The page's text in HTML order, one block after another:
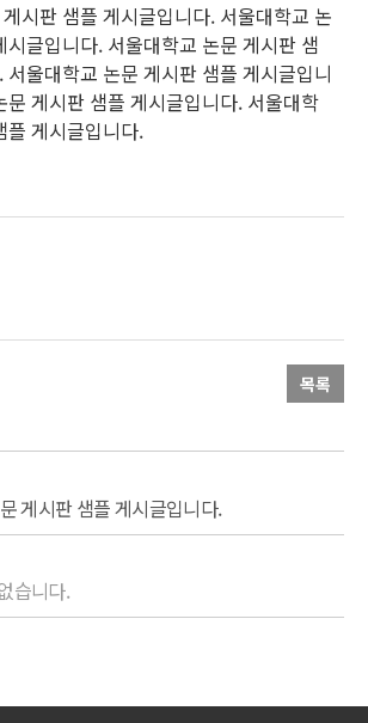
시판 샘플 게시글입니다. 서울대학교 논
시글입니다. 서울대학교 논문 게시판 샘
서울대학교 논문 게시판 샘플 게시글입니
문 게시판 샘플 게시글입니다. 서울대학
플 게시글입니다.
목록
게시판 샘플 게시글입니다.
습니다.